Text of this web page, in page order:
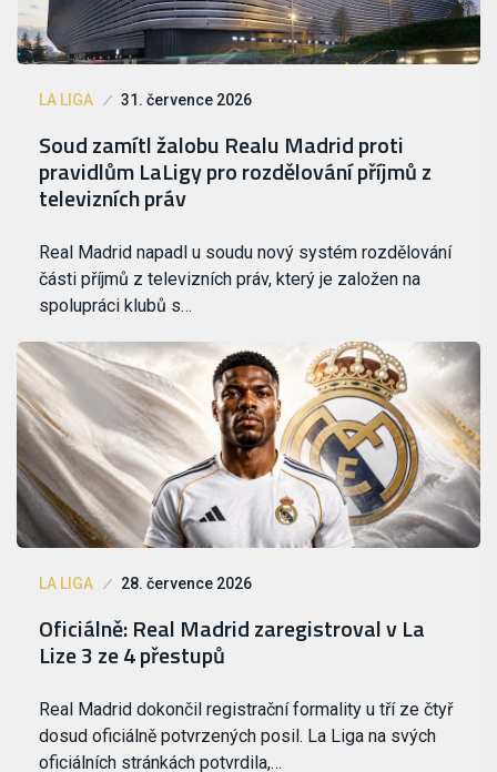
LA LIGA 31. července 2026
Soud zamítl žalobu Realu Madrid proti
pravidlům LaLigy pro rozdělování příjmů z
televizních práv
Real Madrid napadl u soudu nový systém rozdělování
části příjmů z televizních práv, který je založen na
spolupráci klubů s…
LA LIGA 28. července 2026
Oficiálně: Real Madrid zaregistroval v La
Lize 3 ze 4 přestupů
Real Madrid dokončil registrační formality u tří ze čtyř
dosud oficiálně potvrzených posil. La Liga na svých
oficiálních stránkách potvrdila,…